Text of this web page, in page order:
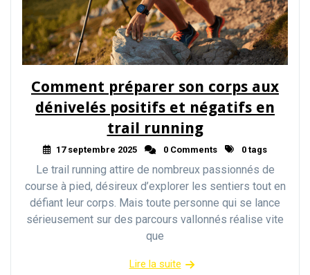
Comment préparer son corps aux
dénivelés positifs et négatifs en
trail running
17 septembre 2025 0 Comments 0 tags
Le trail running attire de nombreux passionnés de
course à pied, désireux d’explorer les sentiers tout en
défiant leur corps. Mais toute personne qui se lance
sérieusement sur des parcours vallonnés réalise vite
que
Lire la suite